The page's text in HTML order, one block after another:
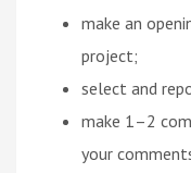
make an
project;
select and
make 1–2
your